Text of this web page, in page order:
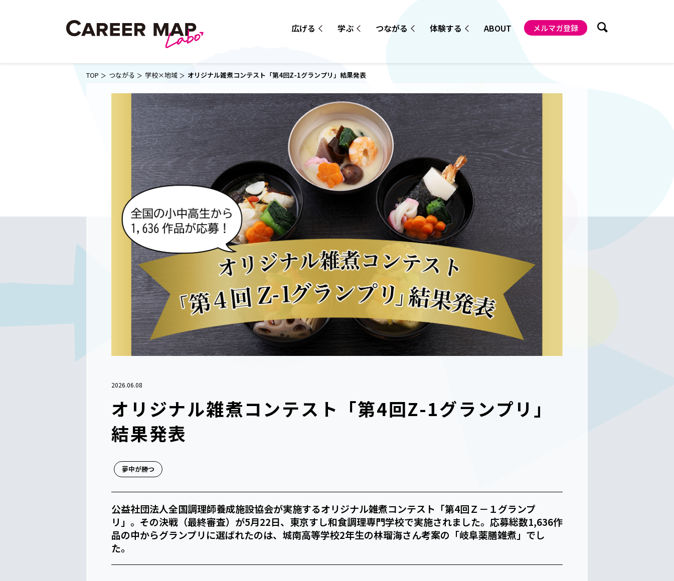
広げる 学ぶ つながる 体験する ABOUT メルマガ登録
TOP つながる 学校×地域 オリジナル雑煮コンテスト「第4回Z-1グランプリ」結果発表
2026.06.08
オリジナル雑煮コンテスト「第4回Z-1グランプリ」
結果発表
夢中が勝つ
公益社団法人全国調理師養成施設協会が実施するオリジナル雑煮コンテスト「第4回Ｚ－１グランプ
リ」。その決戦（最終審査）が5月22日、東京すし和食調理専門学校で実施されました。応募総数1,636作
品の中からグランプリに選ばれたのは、城南高等学校2年生の林瑠海さん考案の「岐阜薬膳雑煮」でし
た。